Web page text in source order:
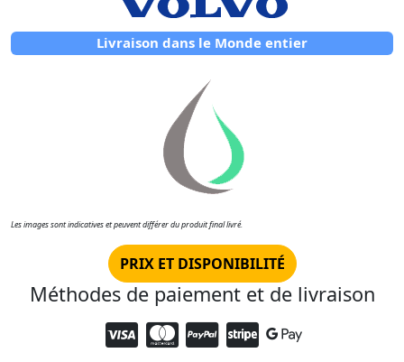
Livraison dans le Monde entier
Les images sont indicatives et peuvent différer du produit final livré.
PRIX ET DISPONIBILITÉ
Méthodes de paiement et de livraison